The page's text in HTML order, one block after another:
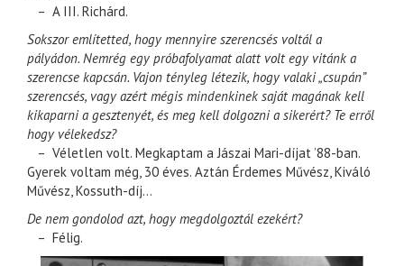
– A III. Richárd.
Sokszor említetted, hogy mennyire szerencsés voltál a
pályádon. Nemrég egy próbafolyamat alatt volt egy vitánk a
szerencse kapcsán. Vajon tényleg létezik, hogy valaki „csupán”
szerencsés, vagy azért mégis mindenkinek saját magának kell
kikaparni a gesztenyét, és meg kell dolgozni a sikerért? Te erről
hogy vélekedsz?
– Véletlen volt. Megkaptam a Jászai Mari-díjat ’88-ban.
Gyerek voltam még, 30 éves. Aztán Érdemes Művész, Kiváló
Művész, Kossuth-díj…
De nem gondolod azt, hogy megdolgoztál ezekért?
– Félig.